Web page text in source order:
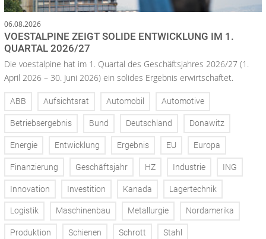
06.08.2026
VOESTALPINE ZEIGT SOLIDE ENTWICKLUNG IM 1.
QUARTAL 2026/27
Die voestalpine hat im 1. Quartal des Geschäftsjahres 2026/27 (1.
April 2026 – 30. Juni 2026) ein solides Ergebnis erwirtschaftet.
ABB Aufsichtsrat Automobil Automotive
Betriebsergebnis Bund Deutschland Donawitz
Energie Entwicklung Ergebnis EU Europa
Finanzierung Geschäftsjahr HZ Industrie ING
Innovation Investition Kanada Lagertechnik
Logistik Maschinenbau Metallurgie Nordamerika
Produktion Schienen Schrott Stahl